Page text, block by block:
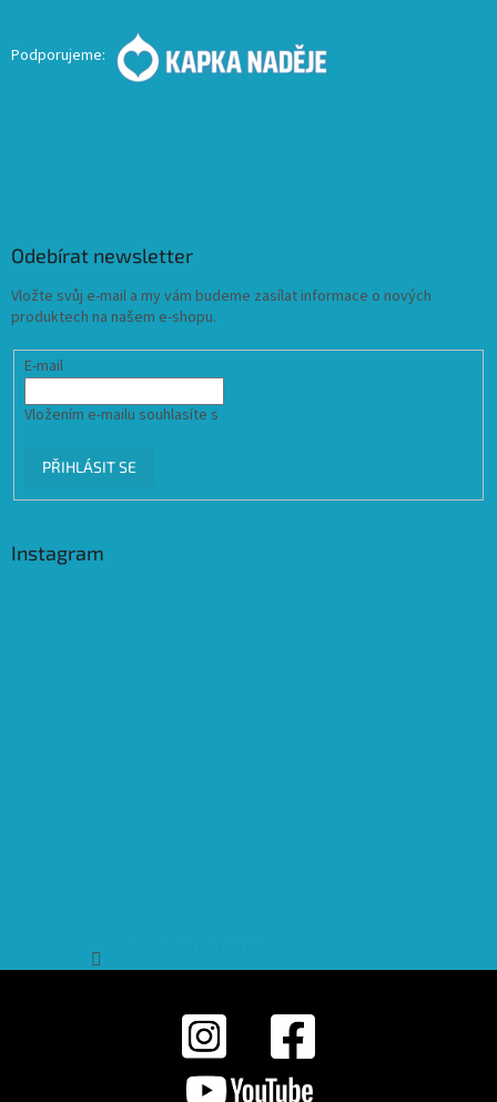
Podporujeme:
Odebírat newsletter
Vložte svůj e-mail a my vám budeme zasílat informace o nových
produktech na našem e-shopu.
E-mail
Vložením e-mailu souhlasíte s
PŘIHLÁSIT SE
Instagram